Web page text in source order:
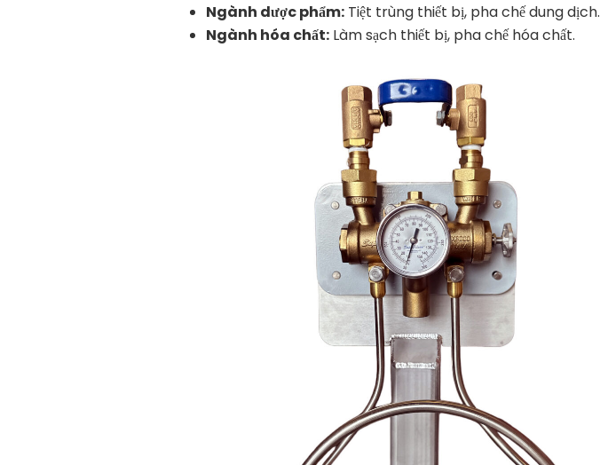
Ngành dược phẩm: Tiệt trùng thiết bị, pha chế dung dịch.
Ngành hóa chất: Làm sạch thiết bị, pha chế hóa chất.